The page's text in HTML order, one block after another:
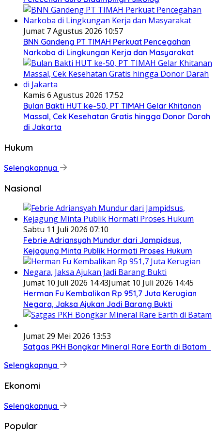
Jumat 7 Agustus 2026 10:57
BNN Gandeng PT TIMAH Perkuat Pencegahan
Narkoba di Lingkungan Kerja dan Masyarakat
Kamis 6 Agustus 2026 17:52
Bulan Bakti HUT ke-50, PT TIMAH Gelar Khitanan
Massal, Cek Kesehatan Gratis hingga Donor Darah
di Jakarta
Hukum
Selengkapnya
Nasional
Sabtu 11 Juli 2026 07:10
Febrie Adriansyah Mundur dari Jampidsus,
Kejagung Minta Publik Hormati Proses Hukum
Jumat 10 Juli 2026 14:43Jumat 10 Juli 2026 14:45
Herman Fu Kembalikan Rp 951,7 Juta Kerugian
Negara, Jaksa Ajukan Jadi Barang Bukti
Jumat 29 Mei 2026 13:53
Satgas PKH Bongkar Mineral Rare Earth di Batam
Selengkapnya
Ekonomi
Selengkapnya
Popular